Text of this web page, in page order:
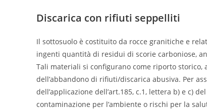
Discarica con rifiuti seppelliti
Il sottosuolo è costituito da rocce granitiche e
ingenti quantità di residui di scorie carboniose,
Tali materiali si configurano come riporto storico,
dell’abbandono di rifiuti/discarica abusiva. Per
dell’applicazione dell’art.185, c.1, lettera b) e c)
contaminazione per l’ambiente o rischi per la